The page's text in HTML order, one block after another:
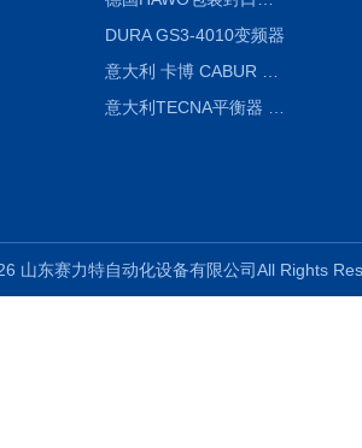
DURA GS3-4010变频器
山东赛力特自动化设备有限公司All Rights